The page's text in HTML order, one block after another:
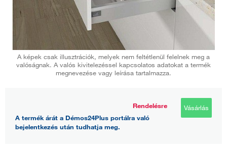
A képek csak illusztrációk, melyek nem feltétlenül felelnek meg a
valóságnak. A valós kivitelezéssel kapcsolatos adatokat a termék
megnevezése vagy leírása tartalmazza.
Rendelésre
A termék árát a Démos24Plus portálra való
bejelentkezés után tudhatja meg.
Vásárlás